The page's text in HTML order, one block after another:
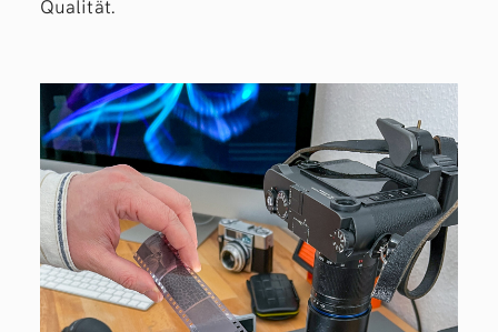
Qualität.